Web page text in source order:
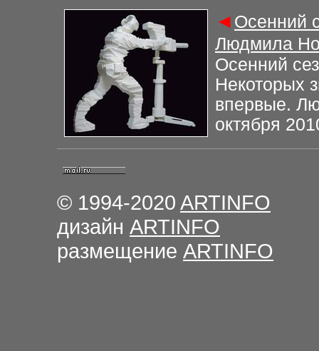
◄ Осенний
Людмила
Осенний
Некоторых
впервые.
октября
© 1994-2020 ARTINFO
дизайн ARTINFO
размещение ARTINFO